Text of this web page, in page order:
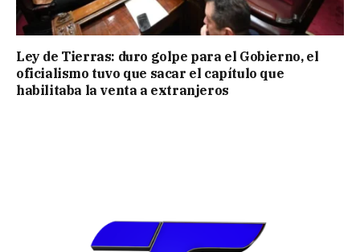
Ley de Tierras: duro golpe para el Gobierno, el
oficialismo tuvo que sacar el capítulo que
habilitaba la venta a extranjeros